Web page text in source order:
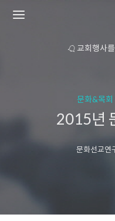
교회행사
문화&목회
2015년
문화선교연